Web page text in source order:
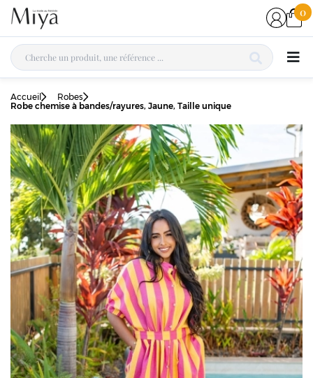
0
Accueil
Robes
Robe chemise à bandes/rayures, Jaune, Taille unique